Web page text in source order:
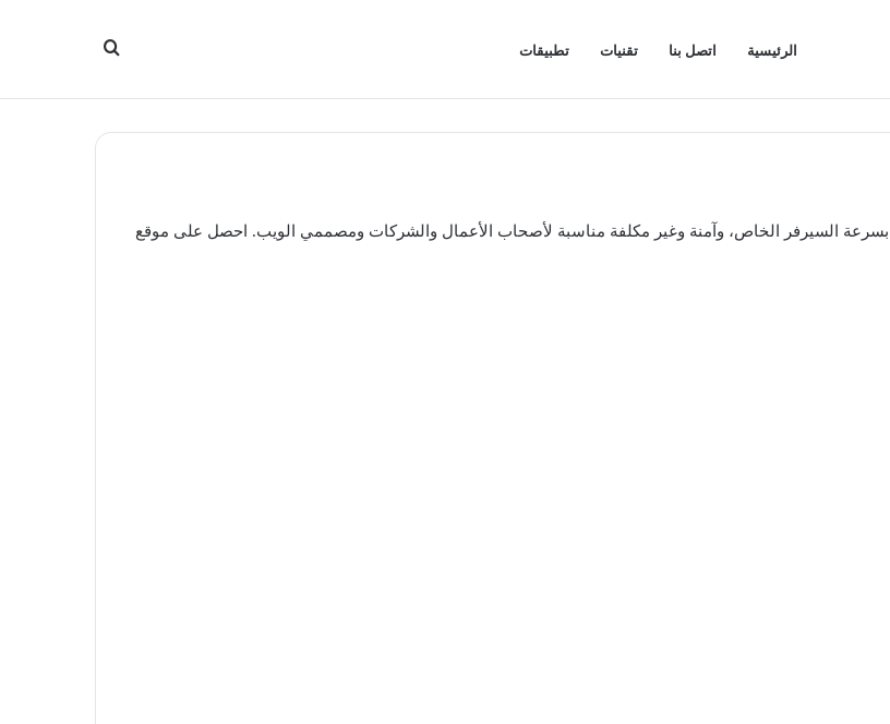
الرئيسية اتصل بنا تقنيات تطبيقات بحث
عن
السيرفر الخاص، وآمنة وغير مكلفة مناسبة لأصحاب الأعمال والشركات ومصممي الويب. احصل على موقع